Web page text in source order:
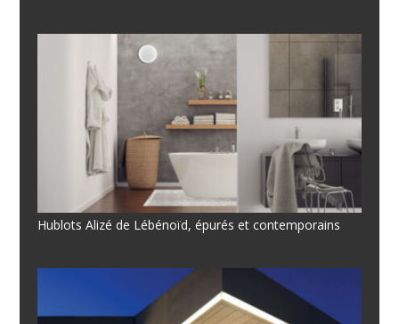
Hublots Alizé de Lébénoïd, épurés et contemporains